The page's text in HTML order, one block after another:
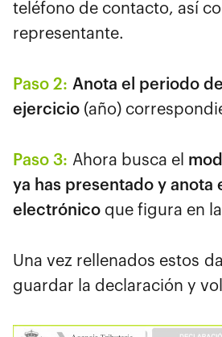
teléfono de contacto, así
representante.
Paso 2: Anota el periodo
ejercicio (año)
Paso 3: Ahora busca el
ya has presentado y anota
electrónico que figura en
Una vez rellenados estos
guardar la declaración y